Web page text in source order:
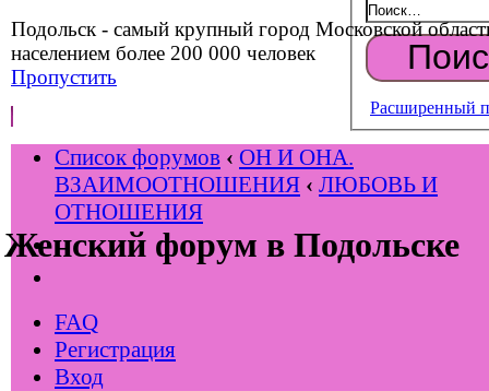
Подольск - самый крупный город Московской
населением более 200 000 человек
Пропустить
Женский форум в Подольске
Расширенный
Список форумов ‹ ОН И ОНА.
ВЗАИМООТНОШЕНИЯ ‹ ЛЮБОВЬ И
ОТНОШЕНИЯ
FAQ
Регистрация
Вход